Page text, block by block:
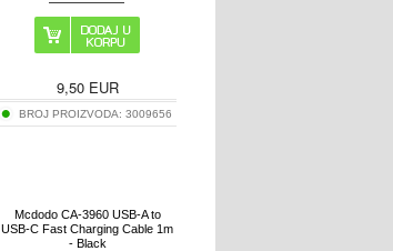
9,50EUR
BROJ PROIZVODA:3009656
Mcdodo CA-3960 USB-A to
USB-C Fast Charging Cable 1m
- Black